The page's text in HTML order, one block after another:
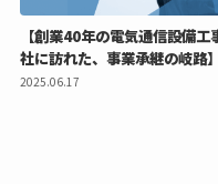
【創業40年の電気通信設備工
社に訪れた、事業承継の岐路】
2025.06.17